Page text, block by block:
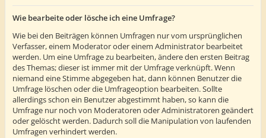
Wie bearbeite oder lösche ich eine Umfrage?
Wie bei den Beiträgen können Umfragen nur vom ursprünglichen
Verfasser, einem Moderator oder einem Administrator bearbeitet
werden. Um eine Umfrage zu bearbeiten, ändere den ersten Beitrag
des Themas; dieser ist immer mit der Umfrage verknüpft. Wenn
niemand eine Stimme abgegeben hat, dann können Benutzer die
Umfrage löschen oder die Umfrageoption bearbeiten. Sollte
allerdings schon ein Benutzer abgestimmt haben, so kann die
Umfrage nur noch von Moderatoren oder Administratoren geändert
oder gelöscht werden. Dadurch soll die Manipulation von laufenden
Umfragen verhindert werden.